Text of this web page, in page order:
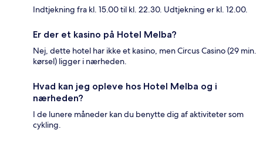
Indtjekning fra kl. 15.00 til kl. 22.30. Udtjekning er kl. 12.00.
Er der et kasino på Hotel Melba?
Nej, dette hotel har ikke et kasino, men Circus Casino (29 min.
kørsel) ligger i nærheden.
Hvad kan jeg opleve hos Hotel Melba og i
nærheden?
I de lunere måneder kan du benytte dig af aktiviteter som
cykling.